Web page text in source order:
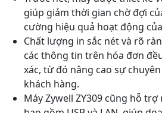
giúp giảm thời gian chờ đợi
cường hiệu quả hoạt động
Chất lượng in sắc nét và rõ
các thông tin trên hóa đơn
xác, từ đó nâng cao sự
khách hàng.
Máy Zywell ZY309 cũng hỗ